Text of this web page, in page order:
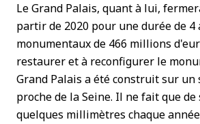
Le Grand Palais, quant à lui,
partir de 2020 pour une durée de 4
monumentaux de 466 millions
restaurer et à reconfigurer le
Grand Palais a été construit sur un
proche de la Seine. Il ne fait que de
quelques millimètres chaque